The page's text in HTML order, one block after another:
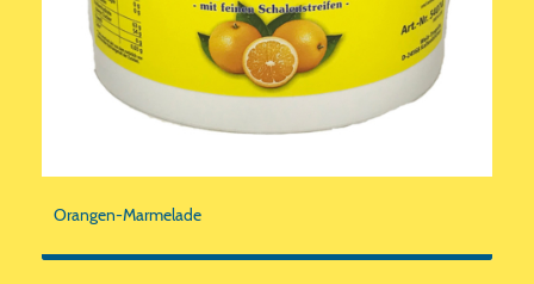
Orangen-Marmelade